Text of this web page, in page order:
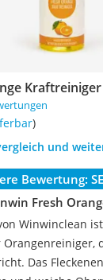
Kraftreiniger
)
und
Bewertung:
Fresh
Winwinclean
Das